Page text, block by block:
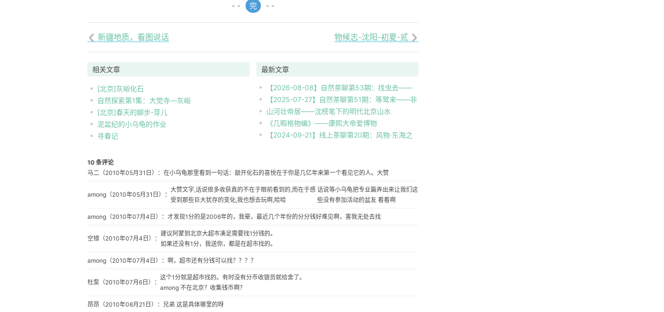
- - 完 - -
 新疆地质，看图说话 物候志-沈阳-初夏-贰 
相关文章
[北京]灰峪化石
自然探索第1集：大觉寺—灰峪
[北京]春天的脚步-芽儿
泥盆纪的小乌龟的作业
寻春记
最新文章
【2026-08-08】自然茶聊第53期：找虫去——
不同尺度下的昆虫自然观察
【2025-07-27】自然茶聊第51期：等鹭来——非
典型观鸟漫游指南
山河壮帝居——沈榜笔下的明代北京山水
《几暇格物编》——康熙大帝爱博物
【2024-09-21】线上茶聊第20期：风物·东海之
10 条评论
马二 （2010年05月31日）： 在小乌龟那里看到一句话：敲开化石的喜悦在于你是几亿年来第一个看见它的人。 大赞
among （2010年05月31日）：
大赞文字,话说很多收获真的不在于眼前看到的,而在于感
受到那些巨大犹存的变化,我也想去玩啊,哈哈
话说等小乌龟把专业篇弄出来让我们这
些没有参加活动的盆友 看看啊
among （2010年07月4日）： 才发现1分的是2006年的，我晕，最近几个年份的分分钱好难见啊，害我无处去找
空错 （2010年07月4日）：
建议阿蒙到北京大超市凑足需要找1分钱的。
如果还没有1分，我送你，都是在超市找的。
among （2010年07月4日）： 啊，超市还有分钱可以找？？？？
杜泵 （2010年07月6日）：
这个1分就是超市找的。有时没有分币收银员就给舍了。
among 不在北京？收集钱币啊？
昂昂 （2010年08月21日）： 兄弟 这是具体哪里的呀